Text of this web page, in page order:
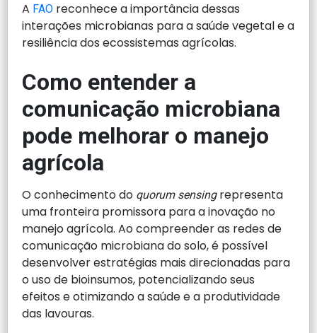
A FAO reconhece a importância dessas
interações microbianas para a saúde vegetal e a
resiliência dos ecossistemas agrícolas.
Como entender a
comunicação microbiana
pode melhorar o manejo
agrícola
O conhecimento do quorum sensingrepresenta
uma fronteira promissora para a inovação no
manejo agrícola. Ao compreender as redes de
comunicação microbiana do solo, é possível
desenvolver estratégias mais direcionadas para
o uso de bioinsumos, potencializando seus
efeitos e otimizando a saúde e a produtividade
das lavouras.